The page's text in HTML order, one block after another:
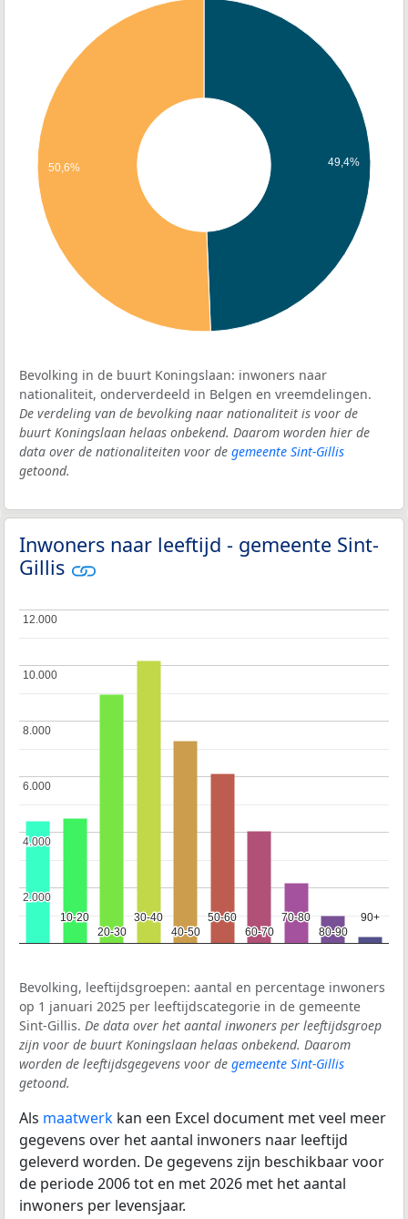
49,4%
50,6%
Bevolking in de buurt Koningslaan: inwoners naar
nationaliteit, onderverdeeld in Belgen en vreemdelingen.
De verdeling van de bevolking naar nationaliteit is voor de
buurt Koningslaan helaas onbekend. Daarom worden hier de
data over de nationaliteiten voor de gemeente Sint-Gillis
getoond.
Inwoners naar leeftijd - gemeente Sint-
Gillis
10-20
10-20
20-30
20-30
30-40
30-40
40-50
40-50
50-60
50-60
60-70
60-70
70-80
70-80
80-90
80-90
90+
90+
2.000
2.000
4.000
4.000
6.000
6.000
8.000
8.000
10.000
10.000
12.000
12.000
Bevolking, leeftijdsgroepen: aantal en percentage inwoners
op 1 januari 2025 per leeftijdscategorie in de gemeente
Sint-Gillis. De data over het aantal inwoners per leeftijdsgroep
zijn voor de buurt Koningslaan helaas onbekend. Daarom
worden de leeftijdsgegevens voor de gemeente Sint-Gillis
getoond.
Als maatwerk kan een Excel document met veel meer
gegevens over het aantal inwoners naar leeftijd
geleverd worden. De gegevens zijn beschikbaar voor
de periode 2006 tot en met 2026 met het aantal
inwoners per levensjaar.